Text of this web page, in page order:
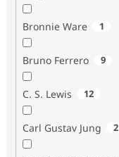
Bronnie Ware 1
Bruno Ferrero 9
C. S. Lewis 12
Carl Gustav Jung 2